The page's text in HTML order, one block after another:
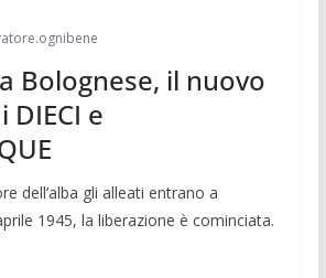
Bolognese, il nuovo
DIECI e
dell’alba gli alleati entrano a
1945, la liberazione è cominciata.